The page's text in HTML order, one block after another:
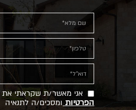
אני מאשר/ת שקראתי את
הפרטיות ומסכים/ה לתנאיה